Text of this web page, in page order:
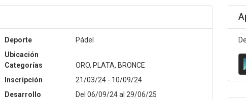
Deporte
Pádel
Ubicación
Categorías
ORO, PLATA, BRONCE
Inscripción
21/03/24 - 10/09/24
Desarrollo
Del 06/09/24 al 29/06/25